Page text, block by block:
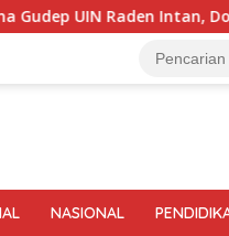
Intan, Dorong
NASIONAL